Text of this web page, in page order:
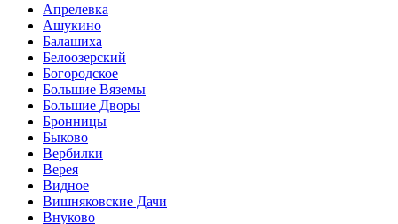
Апрелевка
Ашукино
Балашиха
Белоозерский
Богородское
Большие Вяземы
Большие Дворы
Бронницы
Быково
Вербилки
Верея
Видное
Вишняковские Дачи
Внуково